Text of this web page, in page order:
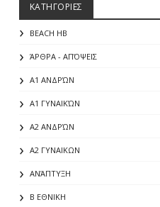
ΚΑΤΗΓΟΡΙΕΣ
BEACH HB
ΆΡΘΡΑ - ΑΠΌΨΕΙΣ
Α1 ΑΝΔΡΏΝ
Α1 ΓΥΝΑΙΚΏΝ
Α2 ΑΝΔΡΏΝ
Α2 ΓΥΝΑΙΚΩΝ
ΑΝΆΠΤΥΞΗ
Β ΕΘΝΙΚΗ